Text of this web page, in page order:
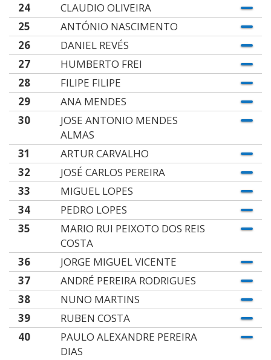
24
CLAUDIO OLIVEIRA
25
ANTÓNIO NASCIMENTO
26
DANIEL REVÉS
27
HUMBERTO FREI
28
FILIPE FILIPE
29
ANA MENDES
30
JOSE ANTONIO MENDES
ALMAS
31
ARTUR CARVALHO
32
JOSÉ CARLOS PEREIRA
33
MIGUEL LOPES
34
PEDRO LOPES
35
MARIO RUI PEIXOTO DOS REIS
COSTA
36
JORGE MIGUEL VICENTE
37
ANDRÉ PEREIRA RODRIGUES
38
NUNO MARTINS
39
RUBEN COSTA
40
PAULO ALEXANDRE PEREIRA
DIAS